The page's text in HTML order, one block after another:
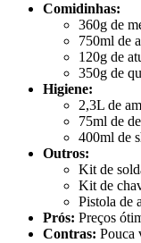
Comidinhas:
360g de
750ml de
120g de
350g de
Higiene:
2,3L de
75ml de
400ml de
Outros:
Kit de
Kit de
Pistola de
Prós: Preços
Contras: Pouca